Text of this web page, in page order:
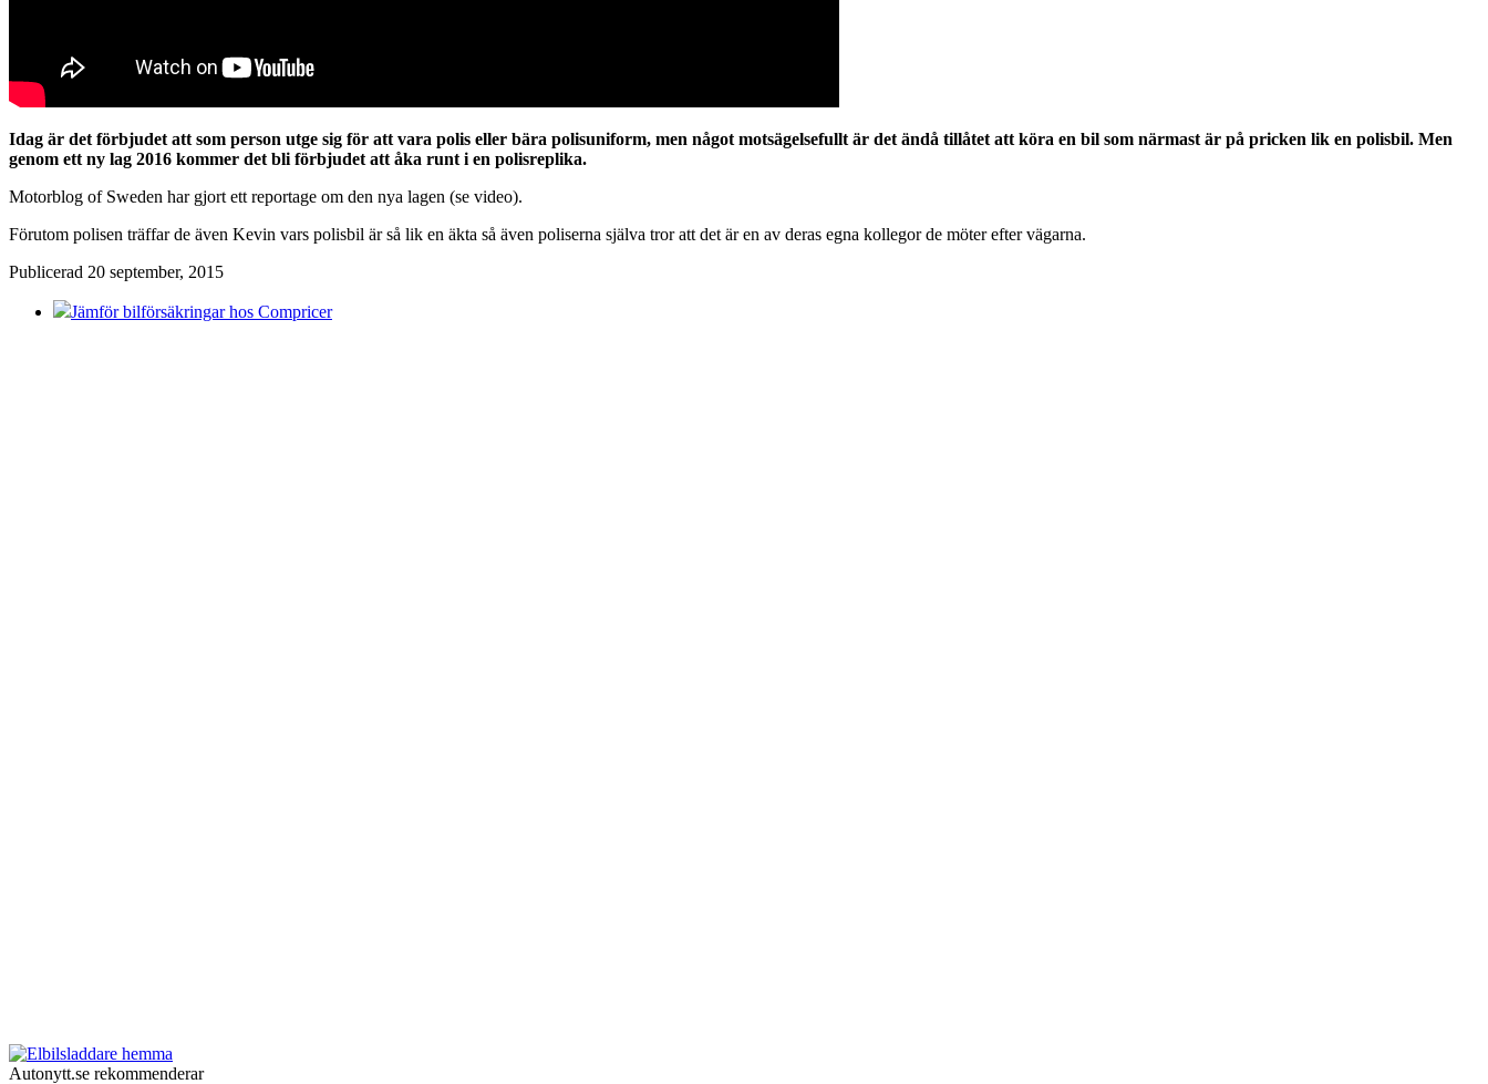
Idag är det förbjudet att som person utge sig för att vara polis eller bära polisuniform, men något motsägelsefullt är det ändå tillåtet att köra en bil som närmast är på pricken lik en polisbil. Men
genom ett ny lag 2016 kommer det bli förbjudet att åka runt i en polisreplika.
Motorblog of Sweden har gjort ett reportage om den nya lagen (se video).
Förutom polisen träffar de även Kevin vars polisbil är så lik en äkta så även poliserna själva tror att det är en av deras egna kollegor de möter efter vägarna.
Publicerad 20 september, 2015
Jämför bilförsäkringar hos Compricer
Autonytt.se rekommenderar